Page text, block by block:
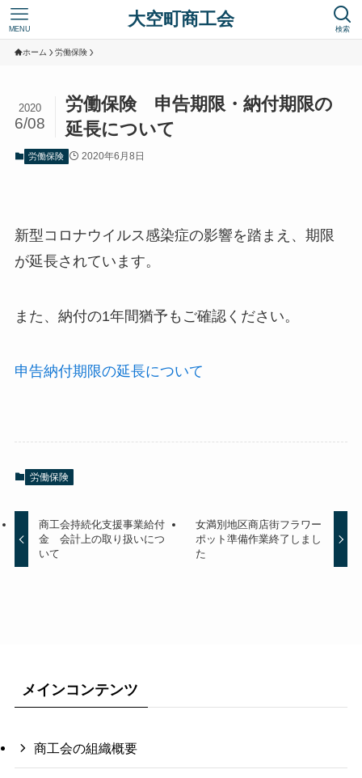
大空町商工会 検索
MENU
ホーム 労働保険
労働保険 申告期限・納付期限の
延長について
2020
6/08
労働保険 2020年6月8日
新型コロナウイルス感染症の影響を踏まえ、期限
が延長されています。
また、納付の1年間猶予もご確認ください。
申告納付期限の延長について
労働保険
商工会持続化支援事業給付
金 会計上の取り扱いにつ
いて
女満別地区商店街フラワー
ポット準備作業終了しまし
た
メインコンテンツ
商工会の組織概要